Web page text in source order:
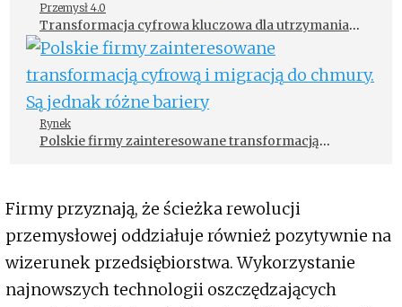
Przemysł 4.0
Transformacja cyfrowa kluczowa dla utrzymania
rentowności
Rynek
Polskie firmy zainteresowane transformacją
Firmy przyznają, że ścieżka rewolucji
przemysłowej oddziałuje również pozytywnie na
wizerunek przedsiębiorstwa. Wykorzystanie
najnowszych technologii oszczędzających